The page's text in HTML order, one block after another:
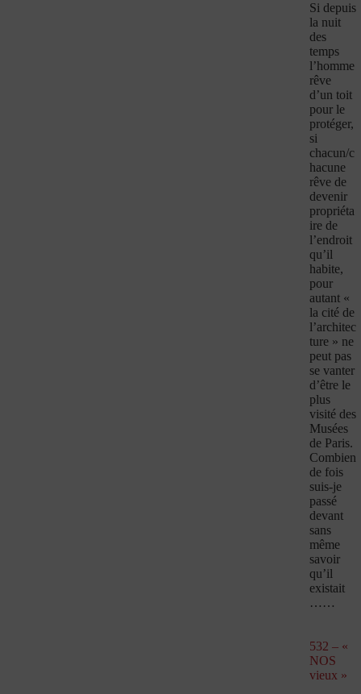
Si depuis
la nuit
des
temps
l’homme
rêve
d’un toit
pour le
protéger,
si
chacun/c
hacune
rêve de
devenir
propriéta
ire de
l’endroit
qu’il
habite,
pour
autant «
la cité de
l’architec
ture » ne
peut pas
se vanter
d’être le
plus
visité des
Musées
de Paris.
Combien
de fois
suis-je
passé
devant
sans
même
savoir
qu’il
existait
……
532 – «
NOS
vieux »